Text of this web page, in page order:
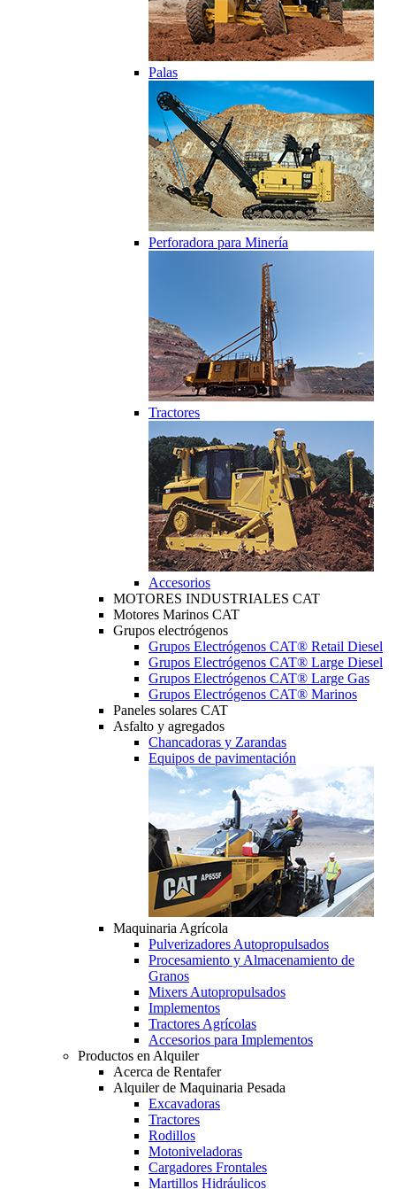
Palas
Perforadora para Minería
Tractores
Accesorios
MOTORES INDUSTRIALES CAT
Motores Marinos CAT
Grupos electrógenos
Grupos Electrógenos CAT® Retail Diesel
Grupos Electrógenos CAT® Large Diesel
Grupos Electrógenos CAT® Large Gas
Grupos Electrógenos CAT® Marinos
Paneles solares CAT
Asfalto y agregados
Chancadoras y Zarandas
Equipos de pavimentación
Maquinaria Agrícola
Pulverizadores Autopropulsados
Procesamiento y Almacenamiento de
Granos
Mixers Autopropulsados
Implementos
Tractores Agrícolas
Accesorios para Implementos
Productos en Alquiler
Acerca de Rentafer
Alquiler de Maquinaria Pesada
Excavadoras
Tractores
Rodillos
Motoniveladoras
Cargadores Frontales
Martillos Hidráulicos